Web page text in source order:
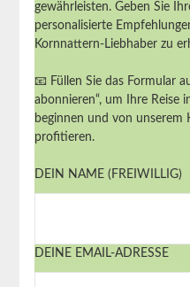
gewährleisten. Geben Sie
personalisierte
Kornnattern-Liebhaber zu
📧 Füllen Sie das Formular
abonnieren“, um Ihre Reise
beginnen und von unserem
profitieren.
DEIN NAME (FREIWILLIG)
DEINE EMAIL-ADRESSE